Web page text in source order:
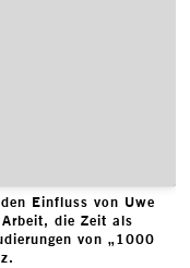
Einfluss von Uwe
die Zeit als
von „1000